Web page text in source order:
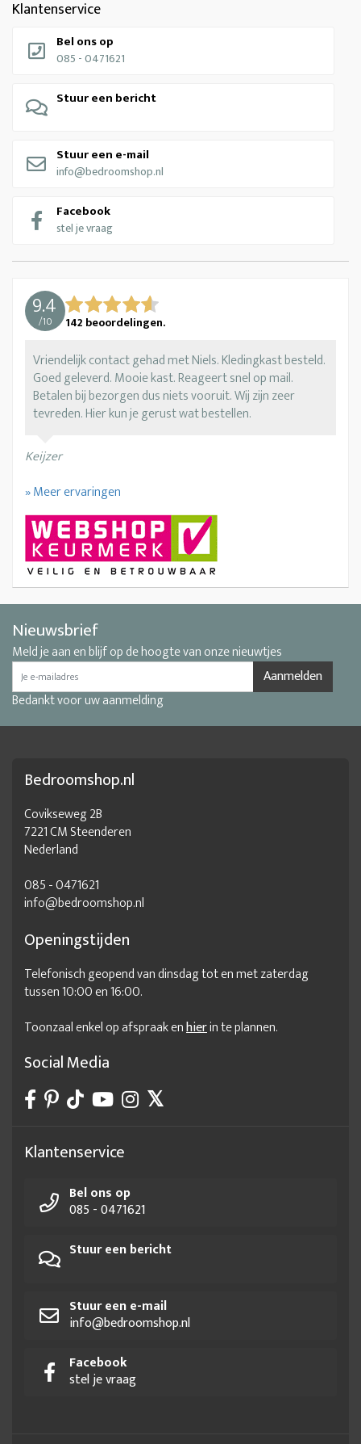
Klantenservice
Bel ons op
085 - 0471621
Stuur een bericht
Stuur een e-mail
info@bedroomshop.nl
Facebook
stel je vraag
9.4
/10 142 beoordelingen.
Vriendelijk contact gehad met Niels. Kledingkast besteld.
Goed geleverd. Mooie kast. Reageert snel op mail.
Betalen bij bezorgen dus niets vooruit. Wij zijn zeer
tevreden. Hier kun je gerust wat bestellen.
Keijzer
» Meer ervaringen
Nieuwsbrief
Meld je aan en blijf op de hoogte van onze nieuwtjes
Aanmelden
Bedankt voor uw aanmelding
Bedroomshop.nl
Covikseweg 2B
7221 CM Steenderen
Nederland
085 - 0471621
info@bedroomshop.nl
Openingstijden
Telefonisch geopend van dinsdag tot en met zaterdag
tussen 10:00 en 16:00.
Toonzaal enkel op afspraak enhierin te plannen.
Social Media
Klantenservice
Bel ons op
085 - 0471621
Stuur een bericht
Stuur een e-mail
info@bedroomshop.nl
Facebook
stel je vraag